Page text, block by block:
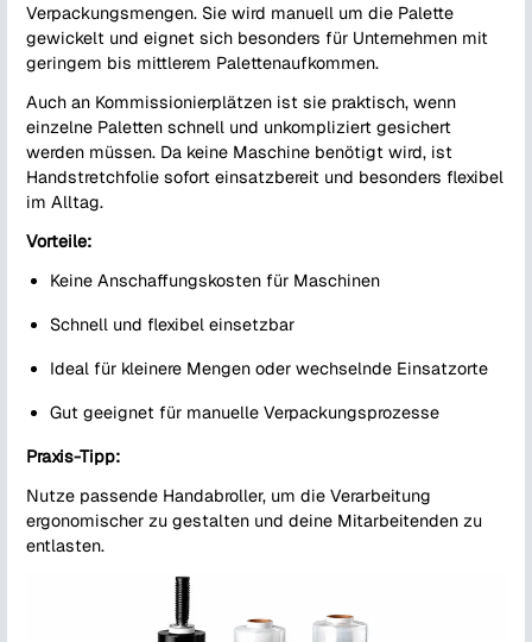
Verpackungsmengen. Sie wird manuell um die Palette
gewickelt und eignet sich besonders für Unternehmen mit
geringem bis mittlerem Palettenaufkommen.
Auch an Kommissionierplätzen ist sie praktisch, wenn
einzelne Paletten schnell und unkompliziert gesichert
werden müssen. Da keine Maschine benötigt wird, ist
Handstretchfolie sofort einsatzbereit und besonders flexibel
im Alltag.
Vorteile:
Keine Anschaffungskosten für Maschinen
Schnell und flexibel einsetzbar
Ideal für kleinere Mengen oder wechselnde Einsatzorte
Gut geeignet für manuelle Verpackungsprozesse
Praxis-Tipp:
Nutze passende Handabroller, um die Verarbeitung
ergonomischer zu gestalten und deine Mitarbeitenden zu
entlasten.